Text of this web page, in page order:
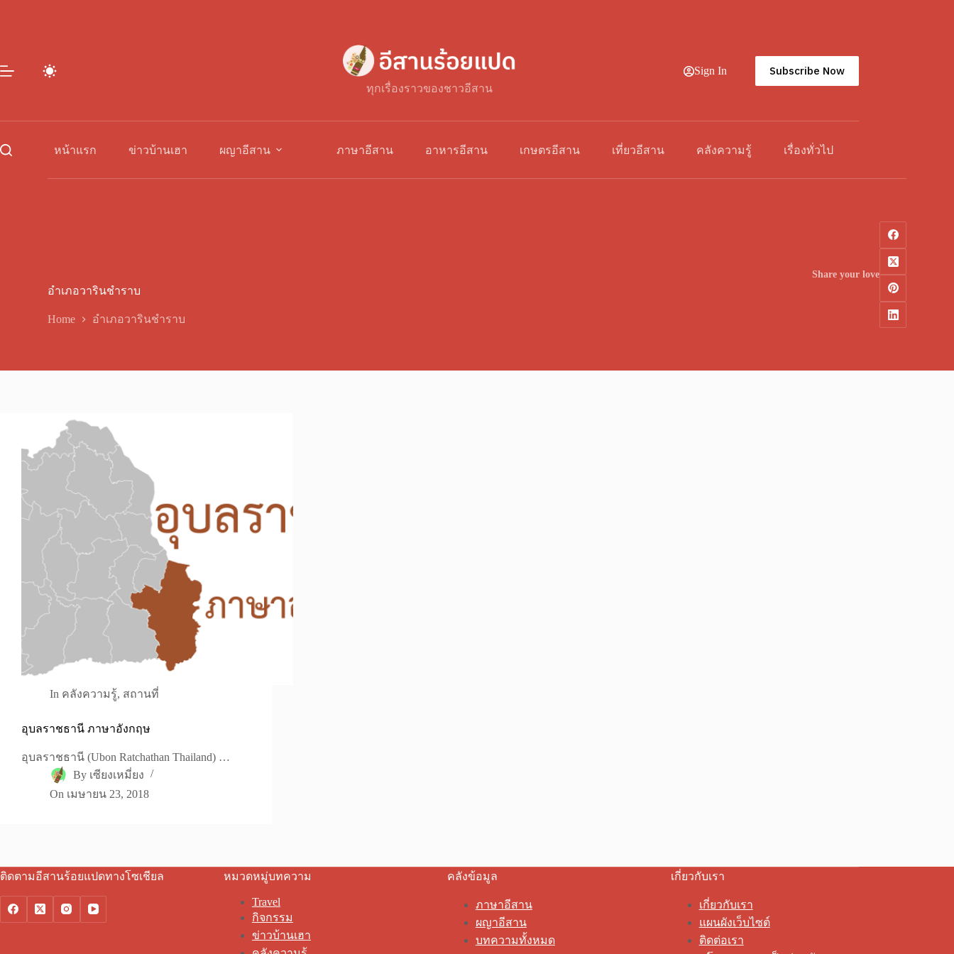
ทุกเรื่องราวของชาวอีสาน
Sign In Subscribe Now
หน้าแรก ข่าวบ้านเฮา ผญาอีสาน ภาษาอีสาน อาหารอีสาน เกษตรอีสาน เที่ยวอีสาน คลังความรู้ เรื่องทั่วไป
อำเภอวารินชำราบ
Home อำเภอวารินชำราบ
Share your love
In คลังความรู้, สถานที่
อุบลราชธานี ภาษาอังกฤษ
อุบลราชธานี (Ubon Ratchathan Thailand) …
By เซียงเหมี่ยง
On เมษายน 23, 2018
ติดตามอีสานร้อยแปดทางโซเชียล หมวดหมู่บทความ
Travel
กิจกรรม
ข่าวบ้านเฮา
คลังข้อมูล
ภาษาอีสาน
ผญาอีสาน
บทความทั้งหมด
เกี่ยวกับเรา
เกี่ยวกับเรา
แผนผังเว็บไซต์
ติดต่อเรา